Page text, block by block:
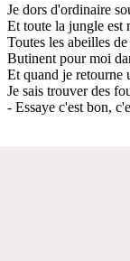
Je dors d'ordinaire
Et toute la jungle est
Toutes les abeilles
Butinent pour moi
Et quand je retourne
Je sais trouver des
- Essaye c'est bon,